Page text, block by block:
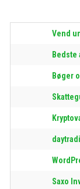
Vend
Bedste
Bøger
Saxo